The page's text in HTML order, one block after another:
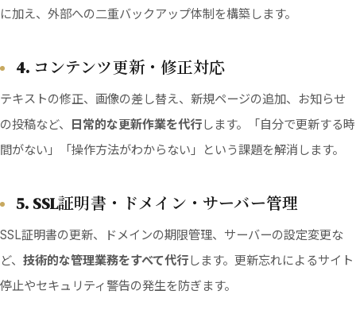
に加え、外部への二重バックアップ体制を構築します。
4. コンテンツ更新・修正対応
テキストの修正、画像の差し替え、新規ページの追加、お知らせ
の投稿など、
日常的な更新作業を代行します。「自分で更新する時
間がない」「操作方法がわからない」という課題を解消します。
5. SSL証明書・ドメイン・サーバー管理
SSL証明書の更新、ドメインの期限管理、サーバーの設定変更な
ど、 技術的な管理業務をすべて代行します。更新忘れによるサイト
停止やセキュリティ警告の発生を防ぎます。